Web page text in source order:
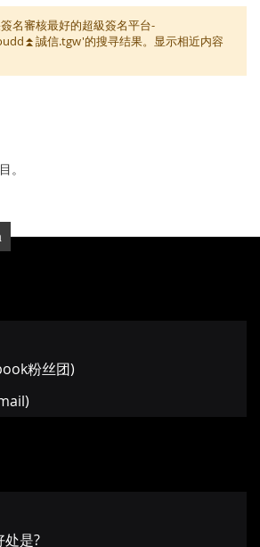
名審核最好的超級簽名平台-
誠信.tgw'的搜寻结果。显示相近内容
。
粉丝团)
处是?